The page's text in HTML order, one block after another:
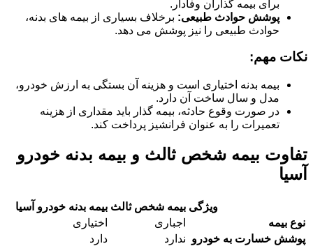
برای بیمه گذاران وفادار.
پوشش حوادث طبیعی: برخلاف بسیاری از بیمه های بدنه،
حوادث طبیعی را نیز پوشش می دهد.
نکات مهم:
بیمه بدنه اختیاری است و هزینه آن بستگی به ارزش خودرو،
مدل و سال ساخت آن دارد.
در صورت وقوع حادثه، بیمه گذار باید مقداری از هزینه
تعمیرات را به عنوان فرانشیز پرداخت کند.
تفاوت بیمه شخص ثالث و بیمه بدنه خودرو
آسیا
ویژگی بیمه شخص ثالث بیمه بدنه خودرو آسیا
نوع بیمه
اجباری
اختیاری
پوشش خسارت به خودرو ندارد
دارد